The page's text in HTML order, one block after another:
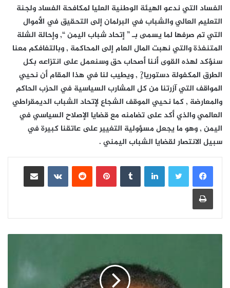
الفساد التي ندعو الهيئة الوطنية العليا لمكافحة الفساد ولجنة
التعليم العالي والشباب في البرلمان إلى التحقيق في الأموال
التي تم صرفها لما يسمى بـ ” إتحاد شباب اليمن “, وإحالة الشلة
المتنفذة والتي نهبت المال العام إلى المحاكمة , وبالتفافكم معنا
سنؤكد لهذه القوى أننا أصحاب حق وسنعمل على انتزاعه بكل
الطرق المكفولة دستوريا?ٍ , ويطيب لنا في هذا المقام أن نحيي
المواقف التي آزرتنا من كل المشارب السياسية في الحزب الحاكم
والمعارضة , كما نحيي الموقف الشجاع لإتحاد الشباب الديمقراطي
العالمي والذي أكد على تضامنه مع قضايا الإصلاح السياسي في
اليمن , وهو ما يجعل مسؤولية التغيير على عاتقنا كبيرة في
سبيل الانتصار لقضايا الشباب اليمني .
لينكدإن بينتيريست
مشاركة عبر البريد
طباعة